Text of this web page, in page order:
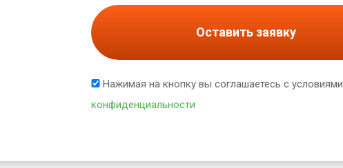
Оставить заявку
Нажимая на кнопку вы соглашаетесь с условиями
конфиденциальности